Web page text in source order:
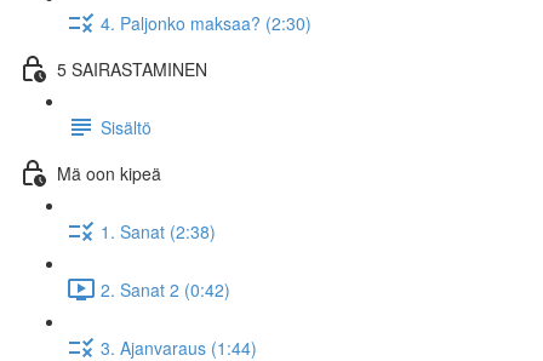
4. Paljonko maksaa? (2:30)
5 SAIRASTAMINEN
Sisältö
Mä oon kipeä
1. Sanat (2:38)
2. Sanat 2 (0:42)
3. Ajanvaraus (1:44)